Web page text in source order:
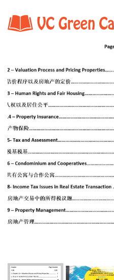
Home Shop Detail.